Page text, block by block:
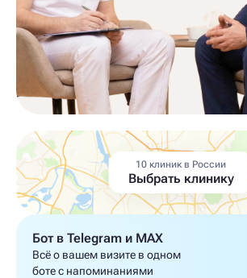
10 клиник в России
Выбрать клинику
Бот в Telegram и MAX
Всё о вашем визите в одном
боте с напоминаниями